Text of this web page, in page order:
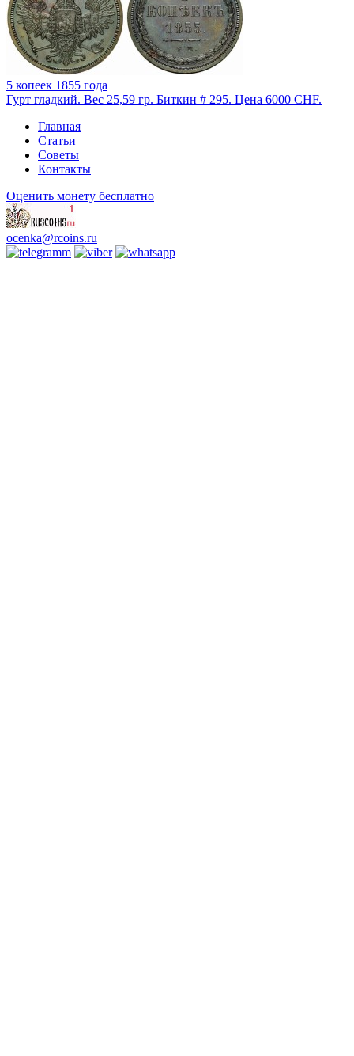
5 копеек 1855 года
Гурт гладкий. Вес 25,59 гр. Биткин # 295. Цена 6000 CHF.
Главная
Статьи
Советы
Контакты
Оценить монету бесплатно
ocenka@rcoins.ru